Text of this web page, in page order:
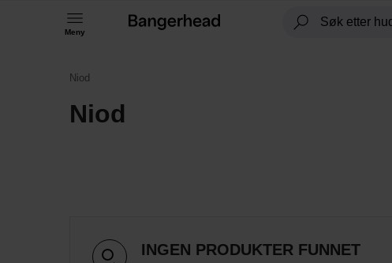
Meny
Niod
Niod
INGEN PRODUKTER FUNNET